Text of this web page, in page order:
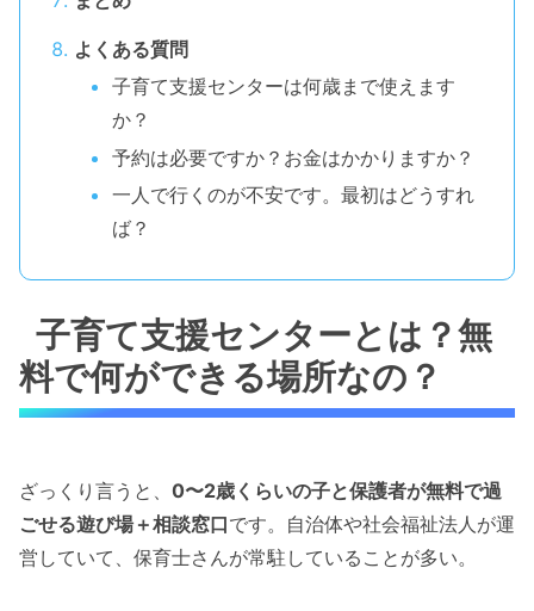
よくある質問
子育て支援センターは何歳まで使えます
か？
予約は必要ですか？お金はかかりますか？
一人で行くのが不安です。最初はどうすれ
ば？
子育て支援センターとは？無
料で何ができる場所なの？
ざっくり言うと、 0〜2歳くらいの子と保護者が無料で過
ごせる遊び場＋相談窓口です。自治体や社会福祉法人が運
営していて、保育士さんが常駐していることが多い。